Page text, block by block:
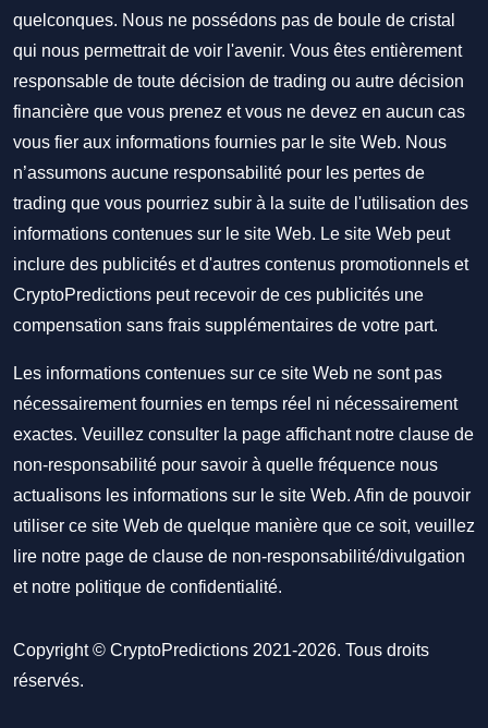
quelconques. Nous ne possédons pas de boule de cristal
qui nous permettrait de voir l'avenir. Vous êtes entièrement
responsable de toute décision de trading ou autre décision
financière que vous prenez et vous ne devez en aucun cas
vous fier aux informations fournies par le site Web. Nous
n’assumons aucune responsabilité pour les pertes de
trading que vous pourriez subir à la suite de l'utilisation des
informations contenues sur le site Web. Le site Web peut
inclure des publicités et d'autres contenus promotionnels et
CryptoPredictions peut recevoir de ces publicités une
compensation sans frais supplémentaires de votre part.
Les informations contenues sur ce site Web ne sont pas
nécessairement fournies en temps réel ni nécessairement
exactes. Veuillez consulter la page affichant notre clause de
non-responsabilité pour savoir à quelle fréquence nous
actualisons les informations sur le site Web. Afin de pouvoir
utiliser ce site Web de quelque manière que ce soit, veuillez
lire notre page de clause de non-responsabilité/divulgation
et notre politique de confidentialité.
Copyright © CryptoPredictions 2021-2026. Tous droits
réservés.